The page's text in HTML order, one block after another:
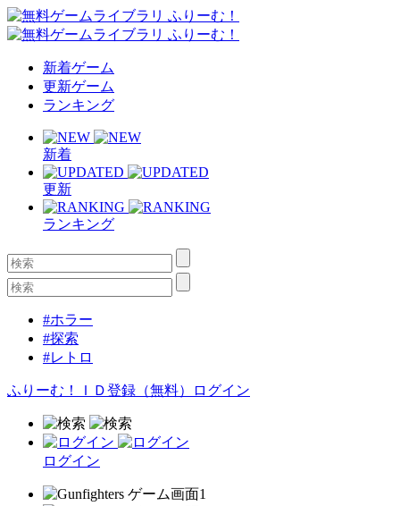
新着ゲーム
更新ゲーム
ランキング
新着
更新
ランキング
#ホラー
#探索
#レトロ
ふりーむ！ＩＤ登録（無料） ログイン
ログイン